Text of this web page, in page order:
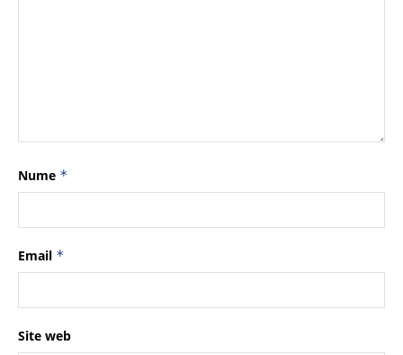
Nume *
Email *
Site web